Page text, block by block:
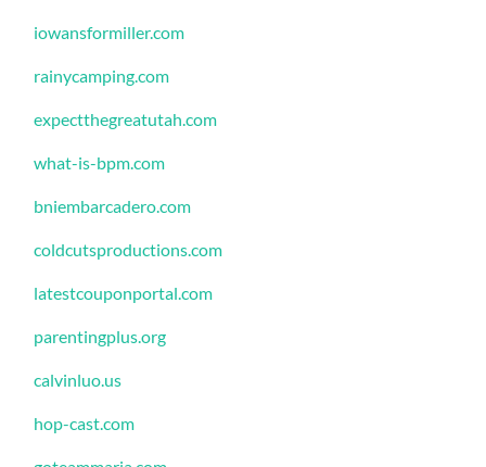
iowansformiller.com
rainycamping.com
expectthegreatutah.com
what-is-bpm.com
bniembarcadero.com
coldcutsproductions.com
latestcouponportal.com
parentingplus.org
calvinluo.us
hop-cast.com